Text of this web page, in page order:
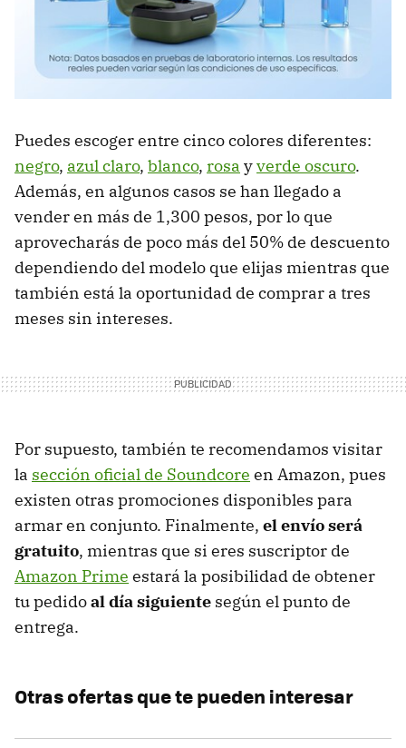
Puedes escoger entre cinco colores diferentes:
negro, azul claro, blanco, rosa yverde oscuro.
Además, en algunos casos se han llegado a
vender en más de 1,300 pesos, por lo que
aprovecharás de poco más del 50% de descuento
dependiendo del modelo que elijas mientras que
también está la oportunidad de comprar a tres
meses sin intereses.
Por supuesto, también te recomendamos visitar
la sección oficial de Soundcore en Amazon, pues
existen otras promociones disponibles para
armar en conjunto. Finalmente, el envío será
gratuito, mientras que si eres suscriptor de
Amazon Prime estará la posibilidad de obtener
tu pedidoal día siguiente según el punto de
entrega.
Otras ofertas que te pueden interesar